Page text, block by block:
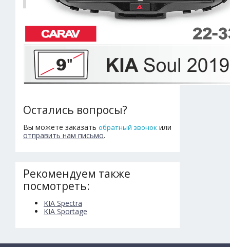
Остались вопросы?
Вы можете заказать обратный звонок или
отправить нам письмо.
Рекомендуем также
посмотреть:
KIA Spectra
KIA Sportage